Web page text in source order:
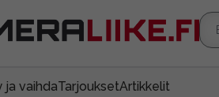
ja vaihdaTarjouksetArtikkelit